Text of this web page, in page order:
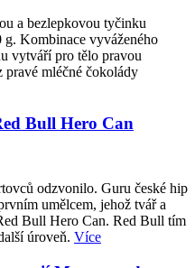
a bezlepkovou tyčinku
Kombinace vyváženého
vytváří pro tělo pravou
mléčné čokolády
Bull Hero Can
odzvonilo. Guru české hip
umělcem, jehož tvář a
Bull Hero Can. Red Bull tím
úroveň. Více